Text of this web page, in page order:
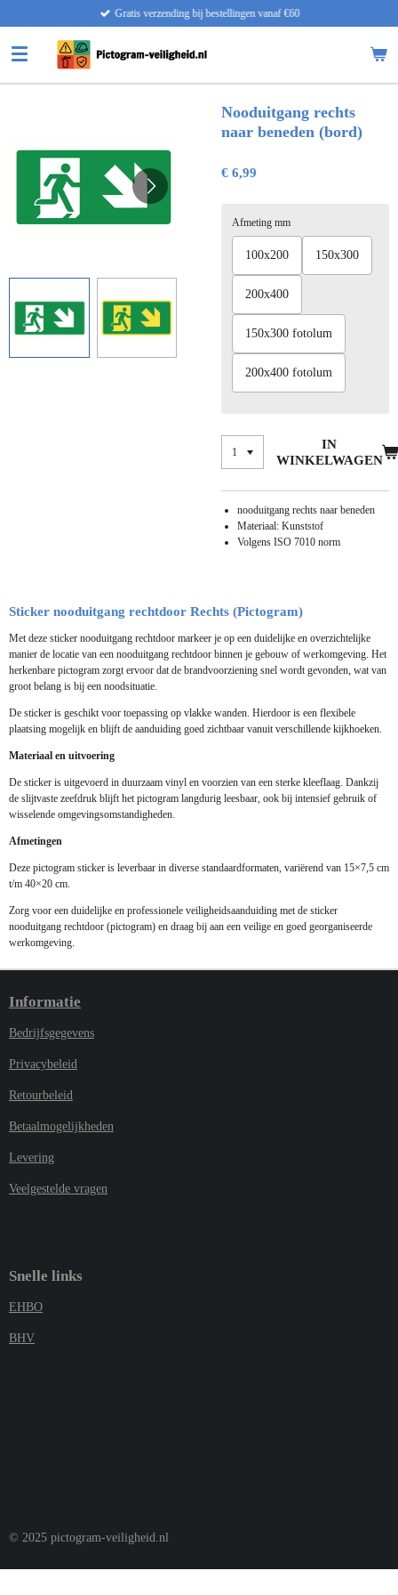
naar
de
hoofdinhoud
Gratis verzending bij bestellingen vanaf €60
Nooduitgang rechts
naar beneden (bord)
€ 6,99
Afmeting mm
100x200 150x300
200x400
150x300 fotolum
200x400 fotolum
IN
WINKELWAGEN
nooduitgang rechts naar beneden
Materiaal: Kunststof
Volgens ISO 7010 norm
Sticker nooduitgang rechtdoor Rechts (Pictogram)
Met deze sticker nooduitgang rechtdoor markeer je op een duidelijke en overzichtelijke
manier de locatie van een nooduitgang rechtdoor binnen je gebouw of werkomgeving. Het
herkenbare pictogram zorgt ervoor dat de brandvoorziening snel wordt gevonden, wat van
groot belang is bij een noodsituatie.
De sticker is geschikt voor toepassing op vlakke wanden. Hierdoor is een flexibele
plaatsing mogelijk en blijft de aanduiding goed zichtbaar vanuit verschillende kijkhoeken.
Materiaal en uitvoering
De sticker is uitgevoerd in duurzaam vinyl en voorzien van een sterke kleeflaag. Dankzij
de slijtvaste zeefdruk blijft het pictogram langdurig leesbaar, ook bij intensief gebruik of
wisselende omgevingsomstandigheden.
Afmetingen
Deze pictogram sticker is leverbaar in diverse standaardformaten, variërend van 15×7,5 cm
t/m 40×20 cm.
Zorg voor een duidelijke en professionele veiligheidsaanduiding met de sticker
nooduitgang rechtdoor (pictogram) en draag bij aan een veilige en goed georganiseerde
werkomgeving.
Informatie
Bedrijfsgegevens
Privacybeleid
Retourbeleid
Betaalmogelijkheden
Levering
Veelgestelde vragen
Snelle links
EHBO
BHV
© 2025 pictogram-veiligheid.nl